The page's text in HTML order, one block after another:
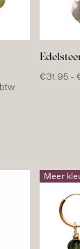
€31.95 -
Meer